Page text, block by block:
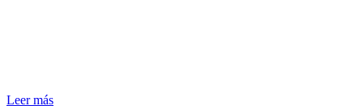
Leer más